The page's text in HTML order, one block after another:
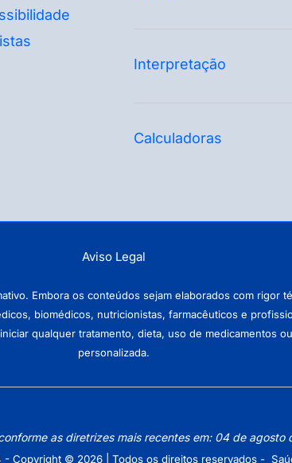
Interpretação
Calculadoras
Aviso Legal
Embora os conteúdos sejam elaborados com
biomédicos, nutricionistas, farmacêuticos e
qualquer tratamento, dieta, uso de medicamentos
personalizada.
as diretrizes mais recentes em: 04 de agosto
- Copyright © 2026 | Todos os direitos reservados -